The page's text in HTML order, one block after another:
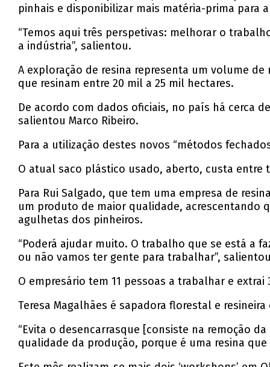
pinhais e disponibilizar mais matéria-prima para
“Temos aqui três perspetivas: melhorar o
a indústria”, salientou.
A exploração de resina representa um volume
que resinam entre 20 mil a 25 mil hectares.
De acordo com dados oficiais, no país há cerca
salientou Marco Ribeiro.
Para a utilização destes novos “métodos
O atual saco plástico usado, aberto, custa entre
Para Rui Salgado, que tem uma empresa de
um produto de maior qualidade, acrescentando
agulhetas dos pinheiros.
“Poderá ajudar muito. O trabalho que se está a
ou não vamos ter gente para trabalhar”,
O empresário tem 11 pessoas a trabalhar e
Teresa Magalhães é sapadora florestal e
“Evita o desencarrasque [consiste na remoção
qualidade da produção, porque é uma resina